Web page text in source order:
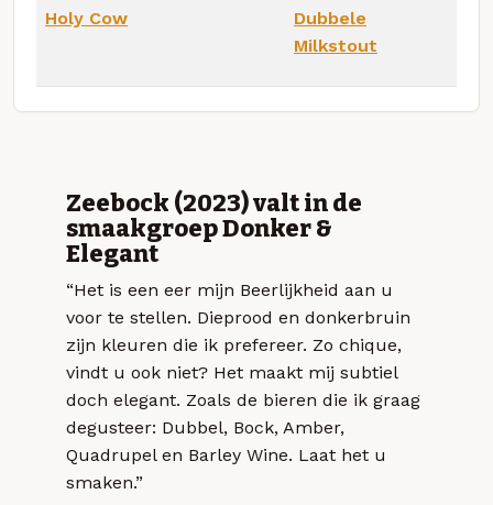
Holy Cow
Dubbele
Milkstout
Zeebock (2023) valt in de
smaakgroep Donker &
Elegant
“Het is een eer mijn Beerlijkheid aan u
voor te stellen. Dieprood en donkerbruin
zijn kleuren die ik prefereer. Zo chique,
vindt u ook niet? Het maakt mij subtiel
doch elegant. Zoals de bieren die ik graag
degusteer: Dubbel, Bock, Amber,
Quadrupel en Barley Wine. Laat het u
smaken.”